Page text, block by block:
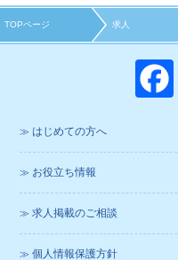
TOPページ 求人
はじめての方へ
お役立ち情報
求人掲載のご相談
個人情報保護方針